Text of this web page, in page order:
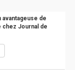
de
chez Journal de